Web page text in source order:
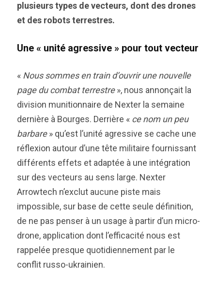
plusieurs types de vecteurs, dont des drones
et des robots terrestres.
Une « unité agressive » pour tout vecteur
« Nous sommes en train d’ouvrir une nouvelle
page du combat terrestre», nous annonçait la
division munitionnaire de Nexter la semaine
dernière à Bourges. Derrière « ce nom un peu
barbare» qu’est l’unité agressive se cache une
réflexion autour d’une tête militaire fournissant
différents effets et adaptée à une intégration
sur des vecteurs au sens large. Nexter
Arrowtech n’exclut aucune piste mais
impossible, sur base de cette seule définition,
de ne pas penser à un usage à partir d’un micro-
drone, application dont l’efficacité nous est
rappelée presque quotidiennement par le
conflit russo-ukrainien.